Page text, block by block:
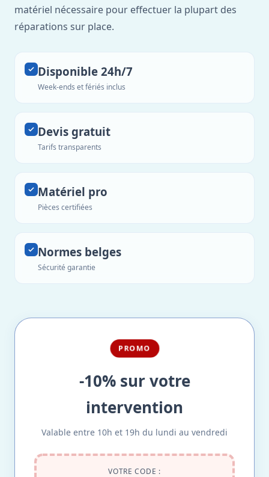
matériel nécessaire pour effectuer la plupart des
réparations sur place.
Disponible 24h/7
Week-ends et fériés inclus
Devis gratuit
Tarifs transparents
Matériel pro
Pièces certifiées
Normes belges
Sécurité garantie
PROMO
-10% sur votre
intervention
Valable entre 10h et 19h du lundi au vendredi
VOTRE CODE :